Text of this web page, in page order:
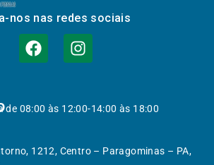
nos nas redes sociais
de 08:00 às 12:00-14:00 às 18:00
1212, Centro – Paragominas – PA,